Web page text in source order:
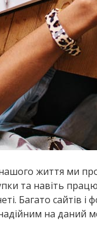
життя ми
та навіть
Багато сайтів
на даний